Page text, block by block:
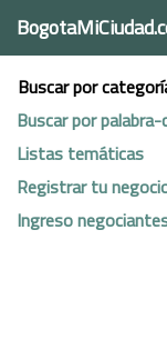
Buscar por
Buscar por palabra-
Listas temáticas
Registrar tu
Ingreso